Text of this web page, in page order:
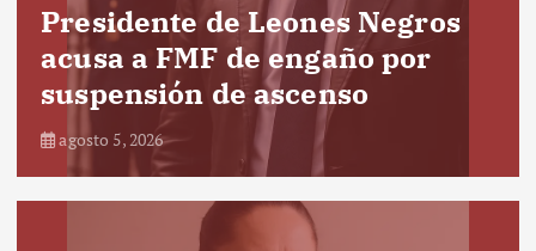
Presidente de Leones Negros
acusa a FMF de engaño por
suspensión de ascenso
agosto 5, 2026